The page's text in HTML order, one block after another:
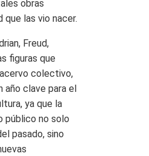
obras
que las vio nacer.
Freud,
figuras que
colectivo,
clave para el
ya que la
público no solo
pasado, sino